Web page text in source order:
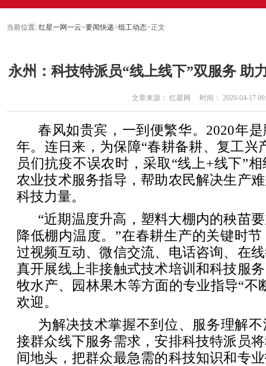
当前位置: 红星一网一云>要闻快递>组工动态>正文
永州：科技特派员“线上线下”双服务 助
文章来源： 红星网 时间： 2020-04-17
春风如贵宾，一到便繁华。2020年
年。连日来，为保障“春耕备耕、复工兴
员们抗疫不误农时，采取“线上+线下”
农业技术服务指导，帮助农民解决生产
科技力量。
“近期温度升高，塑料大棚内的秧苗
降低棚内温度。”在春耕生产的关键时
过视频互动、微信交流、电话咨询、在
真开展线上非接触式技术培训和科技服
牧水产、园林果木等方面的专业指导“不
欢迎。
为解决技术掌握不到位、服务理解
接群众线下服务需求，安排科技特派员
间地头，把群众最急需的科技知识和专